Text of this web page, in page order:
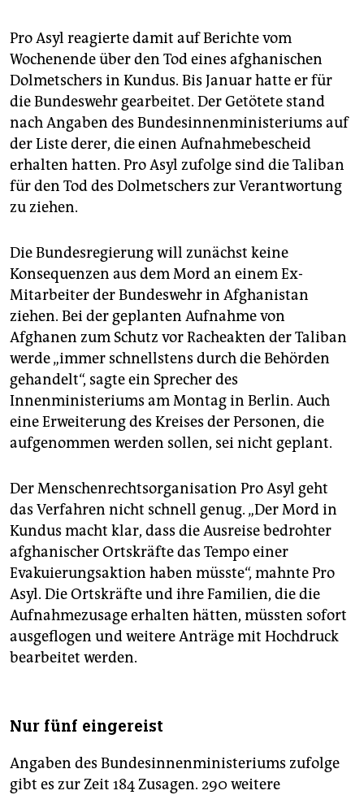
Pro Asyl reagierte damit auf Berichte vom
Wochenende über den Tod eines afghanischen
Dolmetschers in Kundus. Bis Januar hatte er für
die Bundeswehr gearbeitet. Der Getötete stand
nach Angaben des Bundesinnenministeriums auf
der Liste derer, die einen Aufnahmebescheid
erhalten hatten. Pro Asyl zufolge sind die Taliban
für den Tod des Dolmetschers zur Verantwortung
zu ziehen.
Die Bundesregierung will zunächst keine
Konsequenzen aus dem Mord an einem Ex-
Mitarbeiter der Bundeswehr in Afghanistan
ziehen. Bei der geplanten Aufnahme von
Afghanen zum Schutz vor Racheakten der Taliban
werde „immer schnellstens durch die Behörden
gehandelt“, sagte ein Sprecher des
Innenministeriums am Montag in Berlin. Auch
eine Erweiterung des Kreises der Personen, die
aufgenommen werden sollen, sei nicht geplant.
Der Menschenrechtsorganisation Pro Asyl geht
das Verfahren nicht schnell genug. „Der Mord in
Kundus macht klar, dass die Ausreise bedrohter
afghanischer Ortskräfte das Tempo einer
Evakuierungsaktion haben müsste“, mahnte Pro
Asyl. Die Ortskräfte und ihre Familien, die die
Aufnahmezusage erhalten hätten, müssten sofort
ausgeflogen und weitere Anträge mit Hochdruck
bearbeitet werden.
Nur fünf eingereist
Angaben des Bundesinnenministeriums zufolge
gibt es zur Zeit 184 Zusagen. 290 weitere